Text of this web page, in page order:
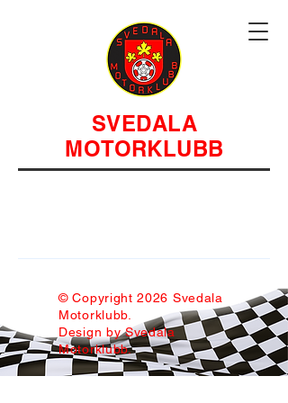
SVEDALA
MOTORKLUBB
© Copyright 2026 Svedala
Motorklubb.
Design by Svedala
Motorklubb.